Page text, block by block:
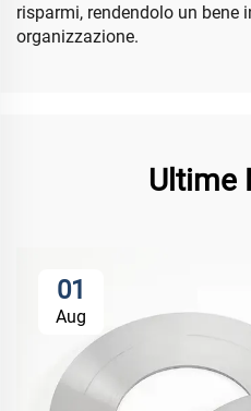
risparmi, rendendolo un bene
organizzazione.
Ultime
01
Aug